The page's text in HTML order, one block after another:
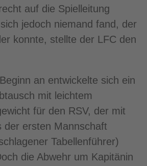
auf die Spielleitung
jedoch niemand fand, der
konnte, stellte der LFC den
an entwickelte sich ein
mit leichtem
für den RSV, der mit
der ersten Mannschaft
Tabellenführer)
die Abwehr um Kapitänin